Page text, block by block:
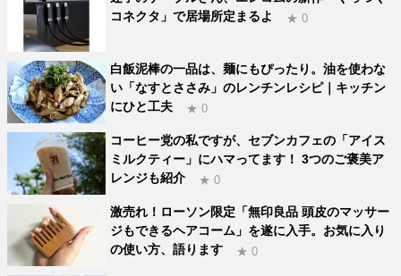
コネクタ」で居場所定まるよ
★ 0
白飯泥棒の一品は、麺にもぴったり。油を使わな
い「なすとささみ」のレンチンレシピ｜キッチン
にひと工夫
★ 0
コーヒー党の私ですが、セブンカフェの「アイス
ミルクティー」にハマってます！ 3つのご褒美ア
レンジも紹介
★ 0
激売れ！ローソン限定「無印良品 頭皮のマッサー
ジもできるヘアコーム」を遂に入手。お気に入り
の使い方、語ります
★ 0